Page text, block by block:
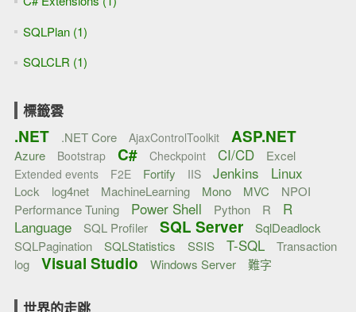
SQLPlan (1)
SQLCLR (1)
標籤雲
.NET .NET Core AjaxControlToolkit ASP.NET
Azure Bootstrap C# Checkpoint CI/CD Excel
Extended events F2E Fortify IIS Jenkins Linux
Lock log4net MachineLearning Mono MVC
NPOI
Performance Tuning
Power Shell Python R
R
Language
SQL Profiler SQL Server
SqlDeadlock
SQLPagination
SQLStatistics SSIS T-SQL
Transaction
log
Visual Studio Windows Server 難字
世界的走跳